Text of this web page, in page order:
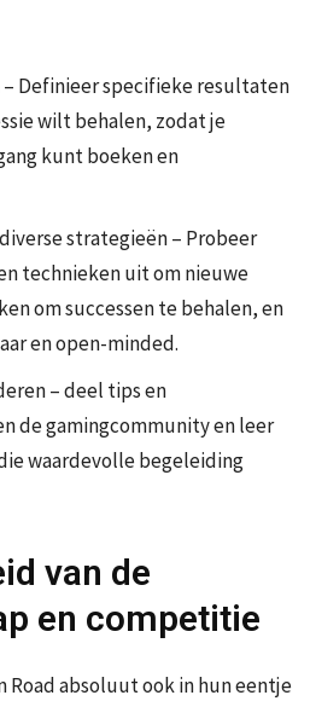
Definieer specifieke resultaten
wilt behalen, zodat je
kunt boeken en
strategieën – Probeer
technieken uit om nieuwe
om successen te behalen, en
en open-minded.
– deel tips en
de gamingcommunity en leer
waardevolle begeleiding
van de
en competitie
Road absoluut ook in hun eentje